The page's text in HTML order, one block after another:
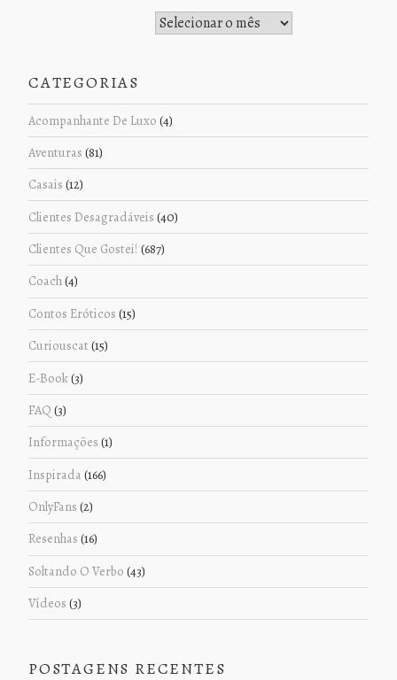
CATEGORIAS
Acompanhante De Luxo (4)
Aventuras (81)
Casais (12)
Clientes Desagradáveis (40)
Clientes Que Gostei! (687)
Coach(4)
Contos Eróticos (15)
Curiouscat (15)
E-Book(3)
FAQ (3)
Informações (1)
Inspirada (166)
OnlyFans (2)
Resenhas (16)
Soltando O Verbo (43)
Vídeos (3)
POSTAGENS RECENTES